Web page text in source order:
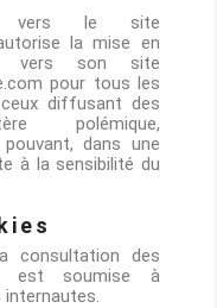
vers le site
la mise en
vers son site
pour tous les
diffusant des
polémique,
dans une
à la sensibilité du
consultation des
est soumise à